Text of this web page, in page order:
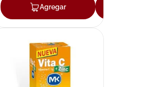
AgregarAgregar